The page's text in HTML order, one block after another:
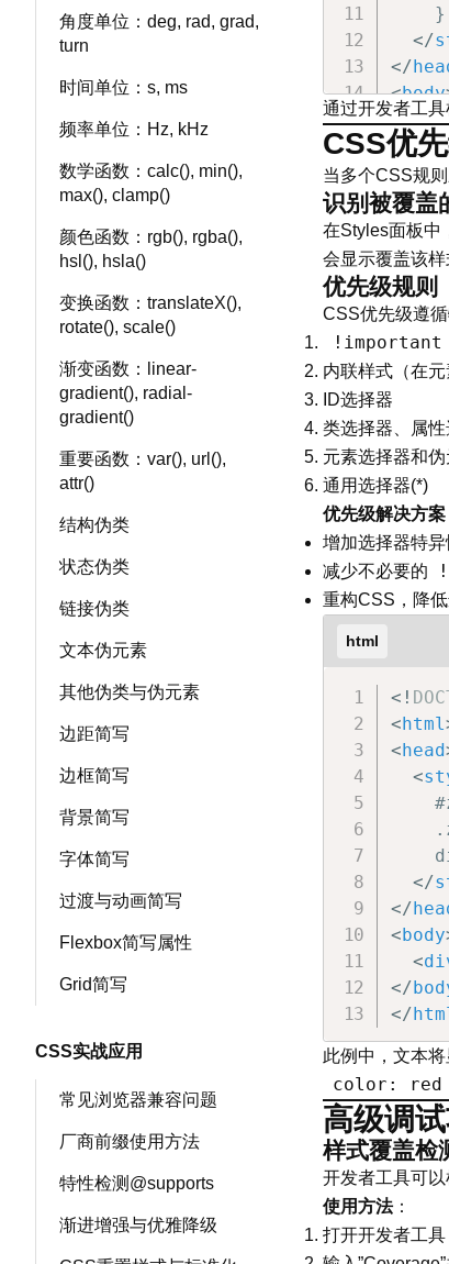
角度单位：deg, rad, grad,
turn
时间单位：s, ms
频率单位：Hz, kHz
数学函数：calc(), min(),
max(), clamp()
颜色函数：rgb(), rgba(),
hsl(), hsla()
变换函数：translateX(),
rotate(), scale()
渐变函数：linear-
gradient(), radial-
gradient()
重要函数：var(), url(),
attr()
结构伪类
状态伪类
链接伪类
文本伪元素
其他伪类与伪元素
边距简写
边框简写
背景简写
字体简写
过渡与动画简写
Flexbox简写属性
Grid简写
CSS实战应用
常见浏览器兼容问题
厂商前缀使用方法
特性检测@supports
渐进增强与优雅降级
    }
</
</
<body
<
</
</
通过开发者工
CSS优
当多个CSS规
识别被覆盖
在Styles面板中
会显示覆盖该样
优先级规则
CSS优先级遵
!important
内联样式（在元
ID选择器
类选择器、属
元素选择器和
通用选择器(*)
优先级解决方案
增加选择器特异
减少不必要的
重构CSS，降
html
<!
< html
< head
<
</
</
< body
<
</
</
此例中，文本
color: red
高级调
样式覆盖检
开发者工具可
使用方法：
打开开发者工